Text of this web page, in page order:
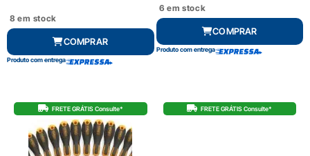
8 em stock
COMPRAR
Produto com entrega
6 em stock
COMPRAR
Produto com entrega
FRETE GRÁTIS Consulte* FRETE GRÁTIS Consulte*